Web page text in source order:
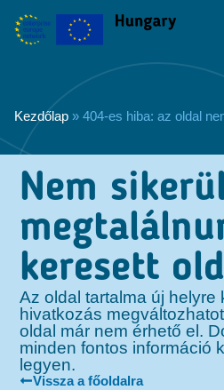
Kezdőlap » 404-es hiba: az oldal
Nem
keresett
Az oldal tartalma új helyre
hivatkozás
oldal már nem érhető el.
minden fontos információ
legyen.
Vissza a főoldalra